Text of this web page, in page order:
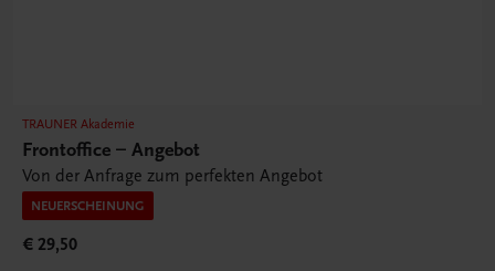
TRAUNER Akademie
Frontoffice – Angebot
Von der Anfrage zum perfekten Angebot
NEUERSCHEINUNG
€ 29,50